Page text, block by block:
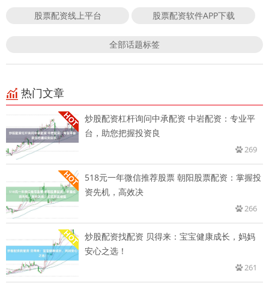
股票配资线上平台 股票配资软件APP下载
全部话题标签
热门文章
炒股配资杠杆询问中承配资 中岩配资：专业平
台，助您把握投资良
269
518元一年微信推荐股票 朝阳股票配资：掌握投
资先机，高效决
266
炒股配资找配资 贝得来：宝宝健康成长，妈妈
安心之选！
261